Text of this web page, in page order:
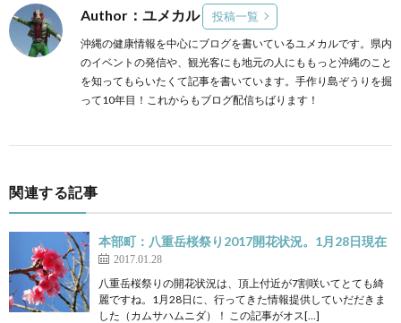
Author：ユメカル 投稿一覧
沖縄の健康情報を中心にブログを書いているユメカルです。県内
のイベントの発信や、観光客にも地元の人にももっと沖縄のこと
を知ってもらいたくて記事を書いています。手作り島ぞうりを掘
って10年目！これからもブログ配信ちばります！
関連する記事
本部町：八重岳桜祭り2017開花状況。1月28日現在
2017.01.28
八重岳桜祭りの開花状況は、頂上付近が7割咲いてとても綺
麗ですね。1月28日に、行ってきた情報提供していだだきま
した（カムサハムニダ）！ この記事がオス[…]